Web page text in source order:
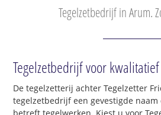
Tegelzetbedrijf in Arum.
Tegelzetbedrijf voor
De tegelzetterij achter Tegelzetter
tegelzetbedrijf een gevestigde